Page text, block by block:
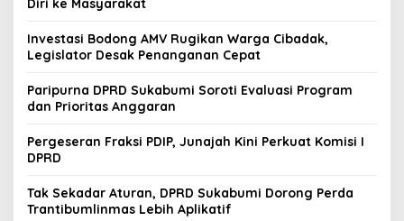
Diri ke Masyarakat
Investasi Bodong AMV Rugikan Warga Cibadak,
Legislator Desak Penanganan Cepat
Paripurna DPRD Sukabumi Soroti Evaluasi Program
dan Prioritas Anggaran
Pergeseran Fraksi PDIP, Junajah Kini Perkuat Komisi I
DPRD
Tak Sekadar Aturan, DPRD Sukabumi Dorong Perda
Trantibumlinmas Lebih Aplikatif